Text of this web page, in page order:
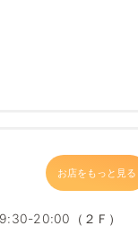
お店をもっと見る
20:00（２Ｆ）